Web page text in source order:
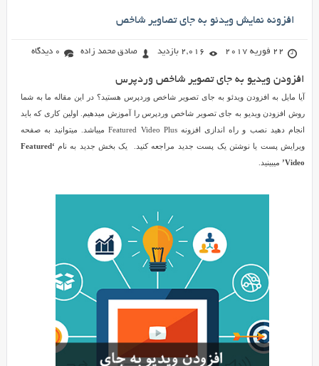
افزونه نمایش ویدئو به جای تصاویر شاخص
22 فوریه 2017 2,016 بازدید صادق محمد زاده 0 دیدگاه
افزودن ویدیو به جای تصویر شاخص وردپرس
آیا مایل به افزودن ویدئو به جای تصویر شاخص وردپرس هستید؟ در این مقاله ما به شما
روش افزودن ویدیو به جای تصویر شاخص وردپرس را آموزش میدهیم. اولین کاری که باید
انجام دهید نصب و راه اندازی افزونه Featured Video Plus میباشد. میتوانید به صفحه
ویرایش پست یا نوشتن یک پست جدید مراجعه کنید. یک بخش جدید به نام
‘Featured
Video’ میبینید.